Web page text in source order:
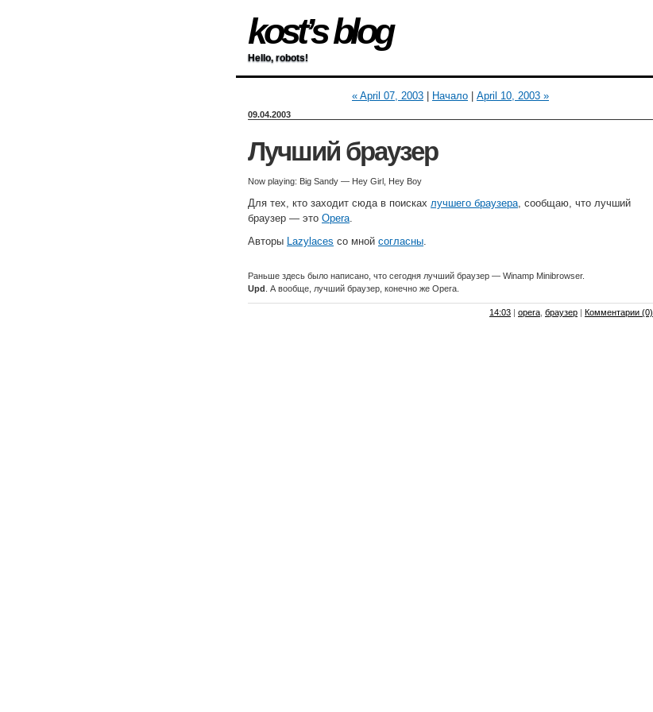
kost’s blog
Hello, robots!
« April 07, 2003 Начало April 10, 2003 »
09.04.2003
Лучший браузер
Now playing: Big Sandy — Hey Girl, Hey Boy
Для тех, кто заходит сюда в поисках лучшего браузера, сообщаю, что лучший
браузер — это Opera.
Авторы Lazylaces со мной согласны.
Раньше здесь было написано, что сегодня лучший браузер — Winamp Minibrowser.
Upd . А вообще, лучший браузер, конечно же Opera.
14:03 | opera браузер | Комментарии (0)